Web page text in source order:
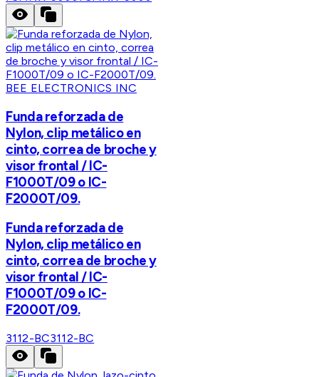
BEE ELECTRONICS INC
Funda reforzada de
Nylon, clip metálico en
cinto, correa de broche y
visor frontal / IC-
F1000T/09 o IC-
F2000T/09.
Funda reforzada de
Nylon, clip metálico en
cinto, correa de broche y
visor frontal / IC-
F1000T/09 o IC-
F2000T/09.
3112-BC3112-BC